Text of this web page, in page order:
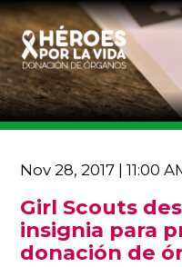
Nov 28, 2017 | 11:00
Girl Scouts
insignia para
donación de